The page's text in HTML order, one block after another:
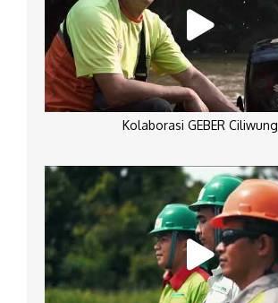
Kolaborasi GEBER Ciliwung